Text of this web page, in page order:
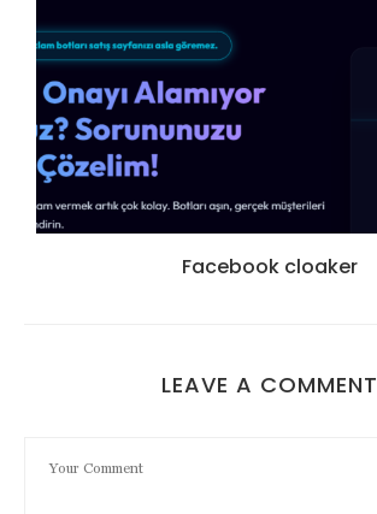
Facebook cloaker
LEAVE A COMMENT